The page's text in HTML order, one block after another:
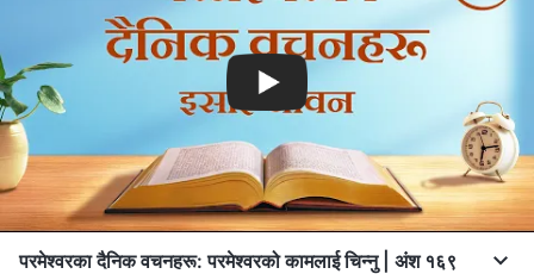
परमेश्‍वरका दैनिक वचनहरू: परमेश्‍वरको कामलाई चिन्‍नु | अंश १६९